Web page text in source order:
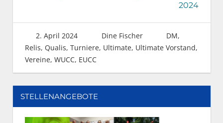
2024
2. April 2024 Dine Fischer
DM,
Relis, Qualis, Turniere, Ultimate, Ultimate Vorstand,
Vereine, WUCC, EUCC
STELLENANGEBOTE